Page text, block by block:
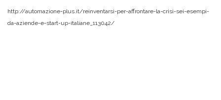
http://automazione-plus.it/reinventarsi-per-affrontare-la-crisi-sei-esempi-
da-aziende-e-start-up-italiane_113042/